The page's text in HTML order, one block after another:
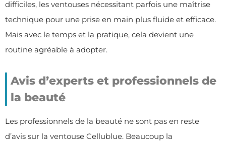
difficiles, les ventouses nécessitant parfois une maîtrise
technique pour une prise en main plus fluide et efficace.
Mais avec le temps et la pratique, cela devient une
routine agréable à adopter.
Avis d’experts et professionnels de
la beauté
Les professionnels de la beauté ne sont pas en reste
d’avis sur la ventouse Cellublue. Beaucoup la